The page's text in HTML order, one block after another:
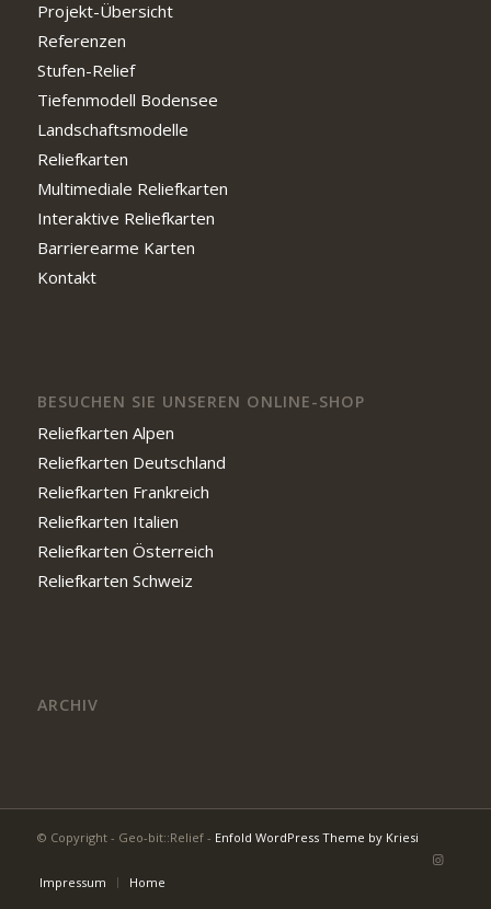
Projekt-Übersicht
Referenzen
Stufen-Relief
Tiefenmodell Bodensee
Landschaftsmodelle
Reliefkarten
Multimediale Reliefkarten
Interaktive Reliefkarten
Barrierearme Karten
Kontakt
BESUCHEN SIE UNSEREN ONLINE-SHOP
Reliefkarten Alpen
Reliefkarten Deutschland
Reliefkarten Frankreich
Reliefkarten Italien
Reliefkarten Österreich
Reliefkarten Schweiz
ARCHIV
© Copyright - Geo-bit::Relief - Enfold WordPress Theme by Kriesi
Impressum Home